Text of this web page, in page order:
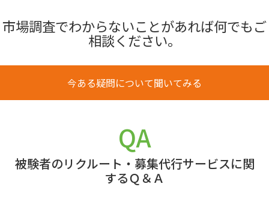
市場調査でわからないことがあれば何でもご
相談ください。
今ある疑問について聞いてみる
QA
被験者のリクルート・募集代行サービスに関
するＱ＆Ａ